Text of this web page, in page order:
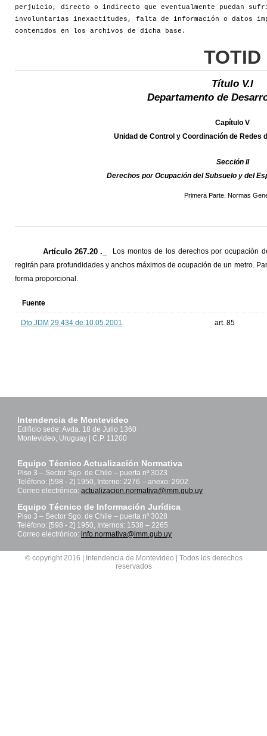
perjuicio, directo o indirecto que eventualmente puedan
involuntarias inexactitudes, falta de información o datos
contenidos en los archivos de dicha base.
TOTID
Título V.I
Departamento de
Capítulo V
Unidad de Control y Coordinación de Redes
Sección II
Derechos por Ocupación del Subsuelo y del
Primera Parte. Normas
Artículo 267.20 ._
Los montos de los derechos por ocupación
regirán para profundidades y anchos máximos de ocupación de un metro.
forma proporcional.
Fuente
Dto.JDM 29.434 de 10.05.2001 art. 85
Intendencia de Montevideo
Edificio sede: Avda. 18 de Julio 1360
Montevideo, Uruguay | C.P. 11200
Equipo Técnico Actualización Normativa
Piso 3 – Sector Sgo. de Chile – puerta nº 3023
Teléfono: [598 - 2] 1950, Interno: 2276 – anexo: 2902
Correo electrónico: actualizacion.normativa@imm.gub.uy
Equipo Técnico de Información Jurídica
Piso 3 – Sector Sgo. de Chile – puerta nº 3028
Teléfono: [598 - 2] 1950, Internos: 1538 – 2265
Correo electrónico: info.normativa@imm.gub.uy
© copyright 2016 | Intendencia de Montevideo | Todos los derechos
reservados